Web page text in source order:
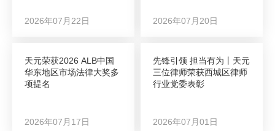
2026年07月22日 2026年07月20日
天元荣获2026 ALB中国
华东地区市场法律大奖多
项提名
2026年07月17日
先锋引领 担当有为丨天元
三位律师荣获西城区律师
行业党委表彰
2026年07月01日